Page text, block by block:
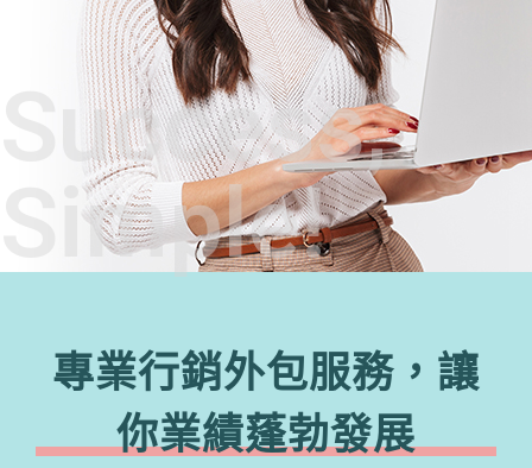
Success,
Simple!
專業行銷外包服務，讓
你業績蓬勃發展